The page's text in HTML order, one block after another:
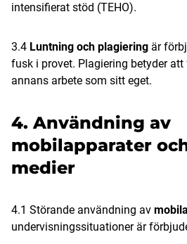
intensifierat stöd (TEHO).
3.4 Luntning och plagiering är
fusk i provet. Plagiering betyder
annans arbete som sitt eget.
4. Användning av
mobilapparater
medier
4.1 Störande användning av
undervisningssituationer är